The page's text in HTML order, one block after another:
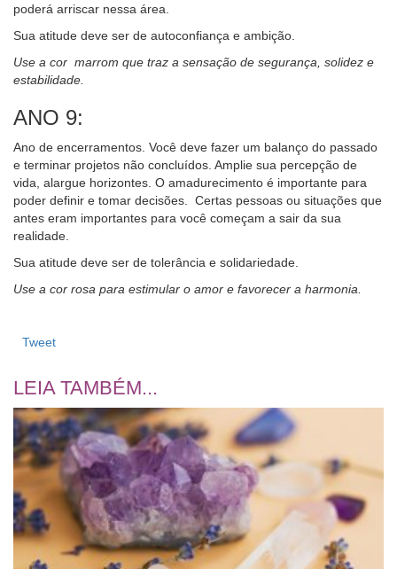
poderá arriscar nessa área.
Sua atitude deve ser de autoconfiança e ambição.
Use a cor marrom que traz a sensação de segurança, solidez e
estabilidade.
ANO 9:
Ano de encerramentos. Você deve fazer um balanço do passado
e terminar projetos não concluídos. Amplie sua percepção de
vida, alargue horizontes. O amadurecimento é importante para
poder definir e tomar decisões. Certas pessoas ou situações que
antes eram importantes para você começam a sair da sua
realidade.
Sua atitude deve ser de tolerância e solidariedade.
Use a cor rosa para estimular o amor e favorecer a harmonia.
Tweet
LEIA TAMBÉM...